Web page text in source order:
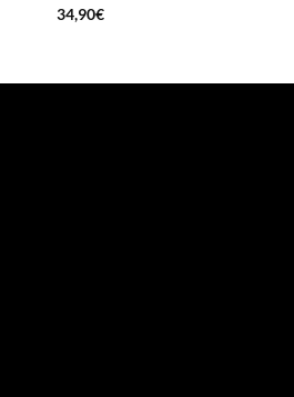
34,90€